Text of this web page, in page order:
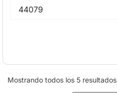
Mostrando todos los 5 resultados